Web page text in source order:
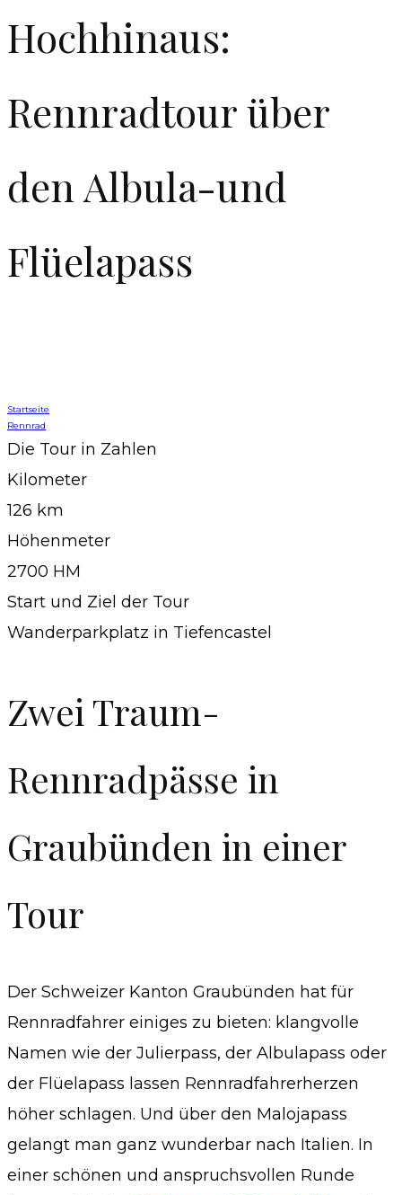
Hochhinaus:
Rennradtour über
den Albula-und
Flüelapass
Startseite
Rennrad
Die Tour in Zahlen
Kilometer
126 km
Höhenmeter
2700 HM
Start und Ziel der Tour
Wanderparkplatz in Tiefencastel
Zwei Traum-
Rennradpässe in
Graubünden in einer
Tour
Der Schweizer Kanton Graubünden hat für
Rennradfahrer einiges zu bieten: klangvolle
Namen wie der Julierpass, der Albulapass oder
der Flüelapass lassen Rennradfahrerherzen
höher schlagen. Und über den Malojapass
gelangt man ganz wunderbar nach Italien. In
einer schönen und anspruchsvollen Runde